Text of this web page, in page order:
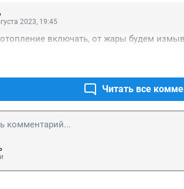
2023, 19:45
включать, от жары будем
Читать все